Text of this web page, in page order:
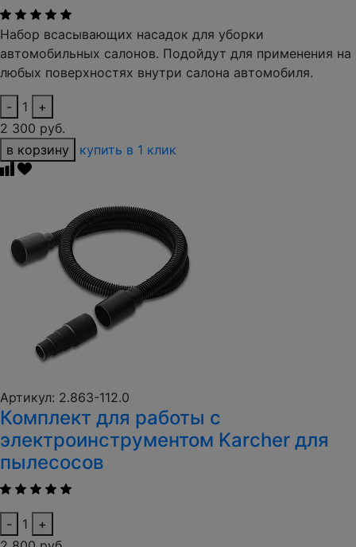
Набор всасывающих насадок для уборки
автомобильных салонов. Подойдут для применения на
любых поверхностях внутри салона автомобиля.
- 1
+
2 300 руб.
в корзину
купить в 1 клик
Артикул: 2.863-112.0
Комплект для работы с
электроинструментом Karcher для
пылесосов
- 1
+